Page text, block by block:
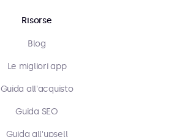
Risorse
Blog
Le migliori app
Guida all'acquisto
Guida SEO
Guida all'upsell